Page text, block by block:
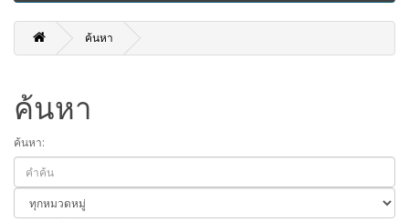
ค้นหา
ค้นหา
ค้นหา: